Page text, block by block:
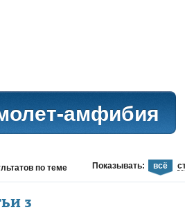
амфибия
по теме Показывать: всё
3